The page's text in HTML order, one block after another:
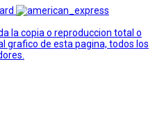
la copia o reproduccion total o
grafico de esta pagina, todos los